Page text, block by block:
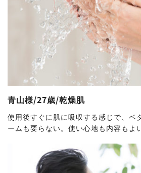
青山様/27歳/乾燥肌
使用後すぐに肌に吸収する感じで、ベ
ームも要らない。使い心地も内容もよい